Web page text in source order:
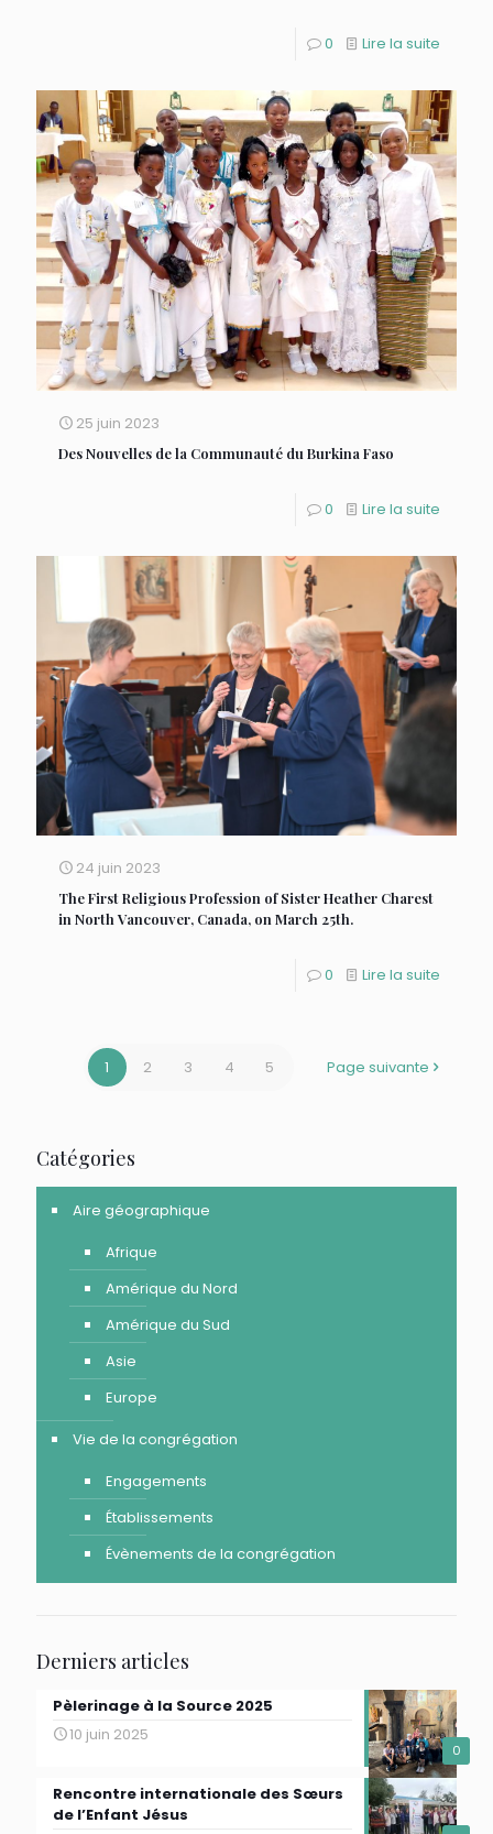
0 Lire la suite
25 juin 2023
Des Nouvelles de la Communauté du Burkina Faso
0 Lire la suite
24 juin 2023
The First Religious Profession of Sister Heather Charest
in North Vancouver, Canada, on March 25th.
0 Lire la suite
1 2 3 4 5 Page suivante
Catégories
Aire géographique
Afrique
Amérique du Nord
Amérique du Sud
Asie
Europe
Vie de la congrégation
Engagements
Établissements
Évènements de la congrégation
Derniers articles
0
Pèlerinage à la Source 2025
10 juin 2025
Rencontre internationale des Sœurs
de l’Enfant Jésus